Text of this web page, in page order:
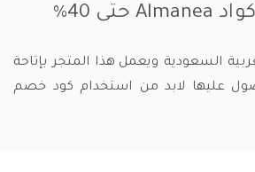
السعودية ويعمل هذا المتجر بإتاحة
عليها لابد من استخدام كود خصم